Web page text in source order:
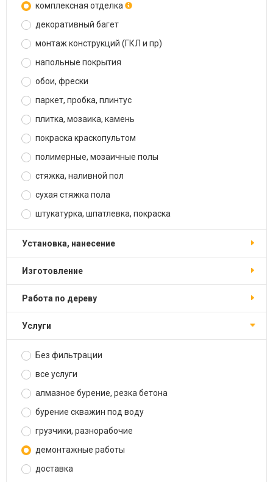
комплексная отделка
декоративный багет
монтаж конструкций (ГКЛ и пр)
напольные покрытия
обои, фрески
паркет, пробка, плинтус
плитка, мозаика, камень
покраска краскопультом
полимерные, мозаичные полы
стяжка, наливной пол
сухая стяжка пола
штукатурка, шпатлевка, покраска
установка, нанесение
изготовление
работа по дереву
услуги
Без фильтрации
все услуги
алмазное бурение, резка бетона
бурение скважин под воду
грузчики, разнорабочие
демонтажные работы
доставка